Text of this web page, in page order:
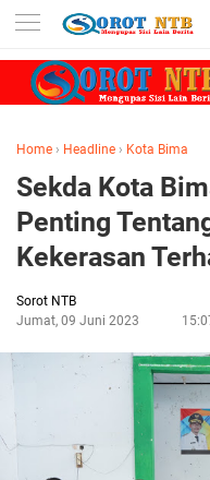
Home › Headline › Kota Bima
Sekda Kota
Penting
Kekerasan
Sorot NTB
Jumat, 09 Juni 2023